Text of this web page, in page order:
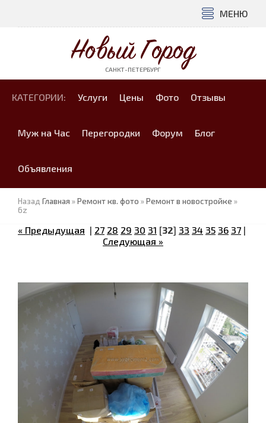
МЕНЮ
Новый Город
САНКТ-ПЕТЕРБУРГ
КАТЕГОРИИ: Услуги Цены Фото Отзывы
Муж на Час Перегородки Форум Блог
Объявления
Назад Главная »Ремонт кв. фото »Ремонт в новостройке »
6z
« Предыдущая | 27 28 29 30 31 [32] 33 34 35 36 37 |
Следующая »